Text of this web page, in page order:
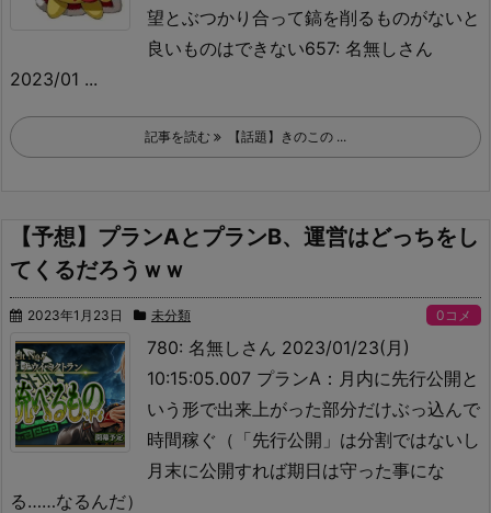
望とぶつかり合って鎬を削るものがないと
良いものはできない657: 名無しさん
2023/01 ...
記事を読む 【話題】きのこの ...
【予想】プランAとプランB、運営はどっちをし
てくるだろうｗｗ
2023年1月23日 未分類 0コメ
780: 名無しさん 2023/01/23(月)
10:15:05.007 プランA：月内に先行公開と
いう形で出来上がった部分だけぶっ込んで
時間稼ぐ（「先行公開」は分割ではないし
月末に公開すれば期日は守った事にな
る……なるんだ）